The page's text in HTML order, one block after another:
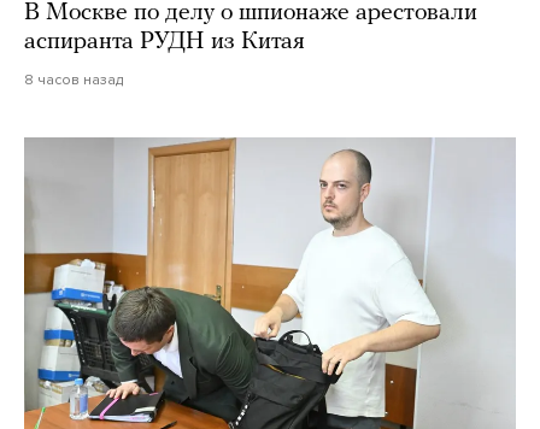
В Москве по делу о шпионаже арестовали
аспиранта РУДН из Китая
8 часов назад